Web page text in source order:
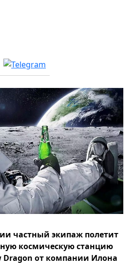
частный экипаж полетит
космическую станцию
Dragon от компании Илона